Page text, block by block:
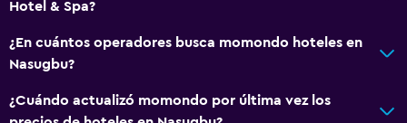
Hotel & Spa?
¿En cuántos operadores busca momondo hoteles en
Nasugbu?
¿Cuándo actualizó momondo por última vez los